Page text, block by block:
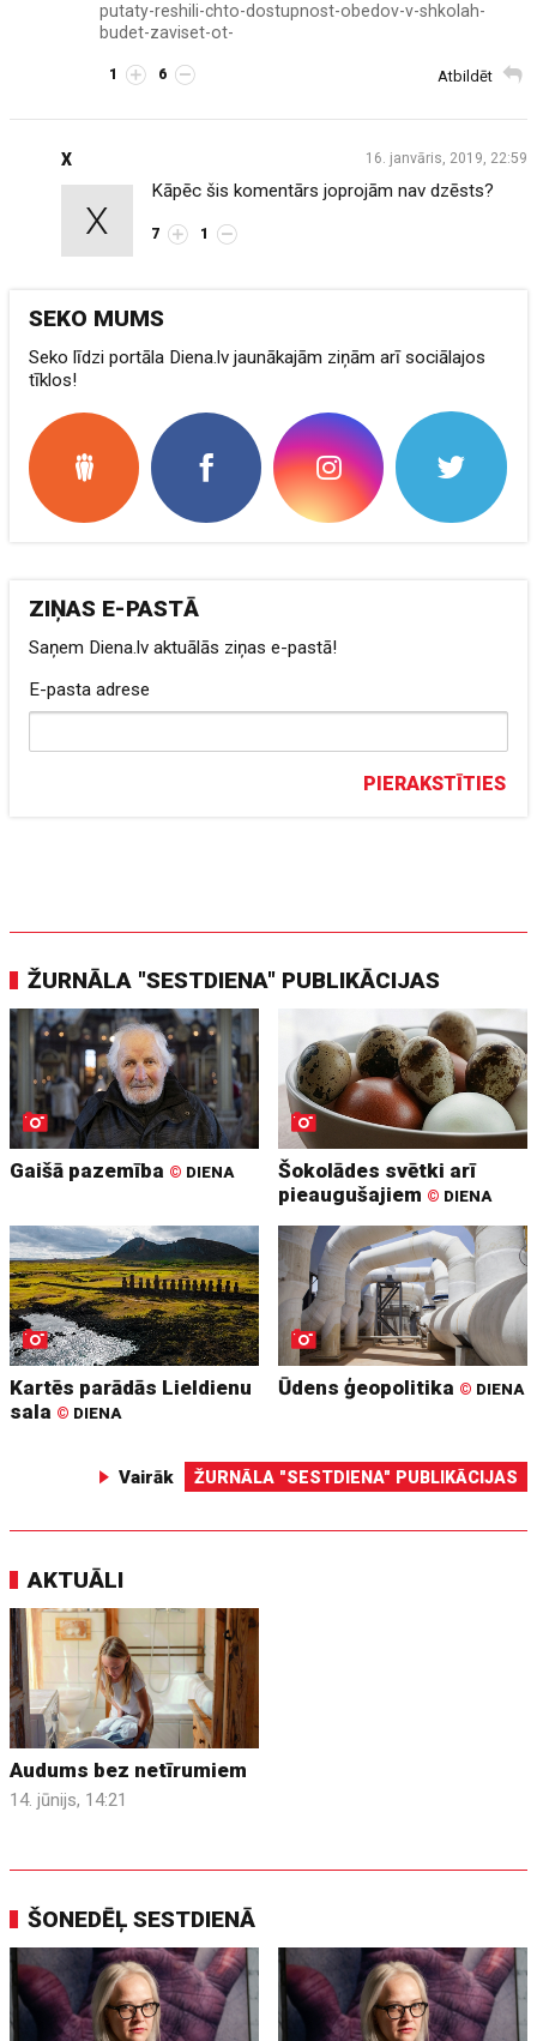
putaty-reshili-chto-dostupnost-obedov-v-shkolah-
budet-zaviset-ot-
Atbildēt
1 6
16. janvāris, 2019, 22:59
X
X
Kāpēc šis komentārs joprojām nav dzēsts?
7 1
SEKO MUMS
Seko līdzi portāla Diena.lv jaunākajām ziņām arī sociālajos
tīklos!
ZIŅAS E-PASTĀ
Saņem Diena.lv aktuālās ziņas e-pastā!
E-pasta adrese
PIERAKSTĪTIES
ŽURNĀLA "SESTDIENA" PUBLIKĀCIJAS
Gaišā pazemība © DIENA
Šokolādes svētki arī
pieaugušajiem © DIENA
Kartēs parādās Lieldienu
sala © DIENA
Ūdens ģeopolitika © DIENA
Vairāk ŽURNĀLA "SESTDIENA" PUBLIKĀCIJAS
AKTUĀLI
Audums bez netīrumiem
14. jūnijs, 14:21
ŠONEDĒĻ SESTDIENĀ